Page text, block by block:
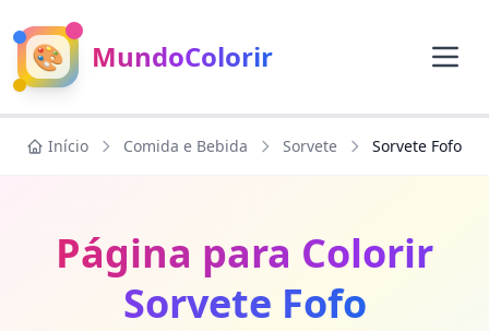
🎨 MundoColorir
Início Comida e Bebida Sorvete Sorvete Fofo
Página para Colorir
Sorvete Fofo